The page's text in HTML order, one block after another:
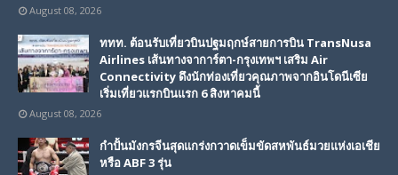
August 08, 2026
ททท. ต้อนรับเที่ยวบินปฐมฤกษ์สายการบิน TransNusa
Airlines เส้นทางจาการ์ตา-กรุงเทพฯ เสริม Air
Connectivity ดึงนักท่องเที่ยวคุณภาพจากอินโดนีเซีย
เริ่มเที่ยวแรกบินแรก 6 สิงหาคมนี้
August 08, 2026
กำปั้นมังกรจีนสุดแกร่งกวาดเข็มขัดสหพันธ์มวยแห่งเอเชีย
หรือ ABF 3 รุ่น